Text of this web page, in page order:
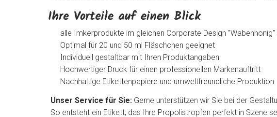
Ihre Vorteile auf einen Blick
alle Imkerprodukte im gleichen Corporate Design
Optimal für 20 und 50 ml Fläschchen geeignet
Individuell gestaltbar mit Ihren Produktangaben
Hochwertiger Druck für einen professionellen Markenauftritt
Nachhaltige Etikettenpapiere und umweltfreundliche Produktion
Unser Service für Sie: Gerne unterstützen wir Sie bei der
So entsteht ein Etikett, das Ihre Propolistropfen perfekt in Szene